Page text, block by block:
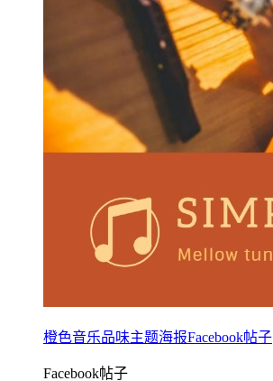
橙色音乐品味主题海报Facebook帖子
Facebook帖子